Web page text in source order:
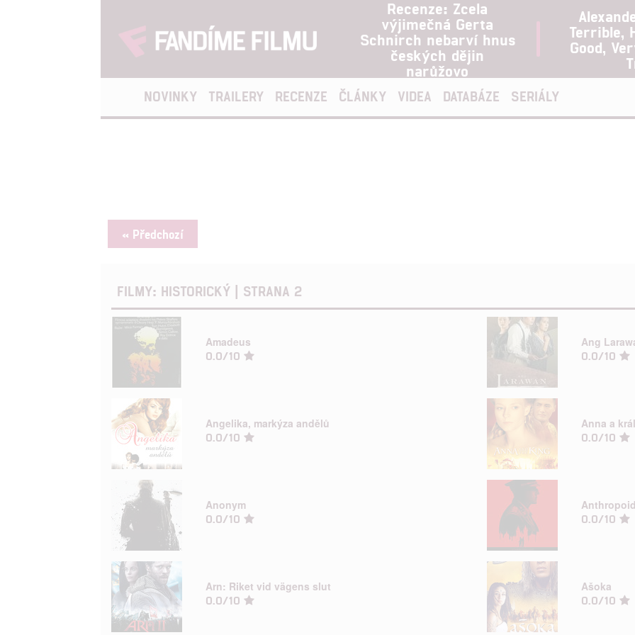
Recenze: Zcela
výjimečná Gerta
Schnirch nebarví hnus
českých dějin
narůžovo
Terrible,
Good,
NOVINKY TRAILERY RECENZE ČLÁNKY VIDEA DATABÁZE SERIÁLY
« Předchozí
FILMY: HISTORICKÝ | STRANA 2
Amadeus
0.0/10
Ang
0.0/10
Angelika, markýza andělů
0.0/10
Anna a král
0.0/10
Anonym
0.0/10
Anthropoid
0.0/10
Arn: Riket vid vägens slut
0.0/10
Ašoka
0.0/10